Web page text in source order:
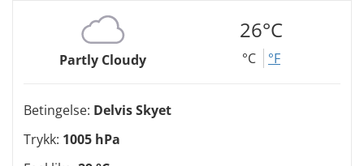
Partly Cloudy
26°C
°C °F
Betingelse: Delvis Skyet
Trykk: 1005 hPa